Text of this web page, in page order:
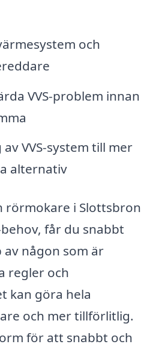
och
VVS-problem innan
VVS-system till mer
alternativ
rörmokare i Slottsbron
får du snabbt
någon som är
regler och
kan göra hela
och mer tillförlitlig.
för att snabbt och